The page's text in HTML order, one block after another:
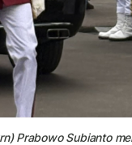
Prabowo Subianto